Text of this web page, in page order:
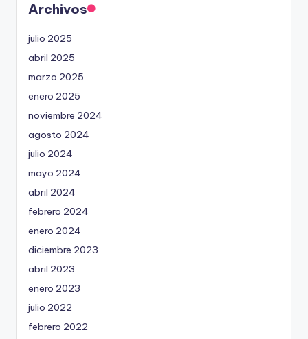
Archivos
julio 2025
abril 2025
marzo 2025
enero 2025
noviembre 2024
agosto 2024
julio 2024
mayo 2024
abril 2024
febrero 2024
enero 2024
diciembre 2023
abril 2023
enero 2023
julio 2022
febrero 2022